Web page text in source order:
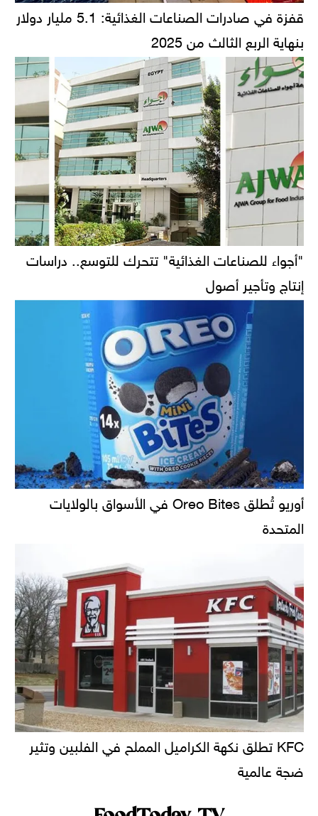
قفزة في صادرات الصناعات الغذائية: 5.1 مليار دولار
بنهاية الربع الثالث من 2025
"أجواء للصناعات الغذائية" تتحرك للتوسع.. دراسات
إنتاج وتأجير أصول
أوريو تُطلق Oreo Bites في الأسواق بالولايات
المتحدة
KFC تطلق نكهة الكراميل المملح في الفلبين وتثير
ضجة عالمية